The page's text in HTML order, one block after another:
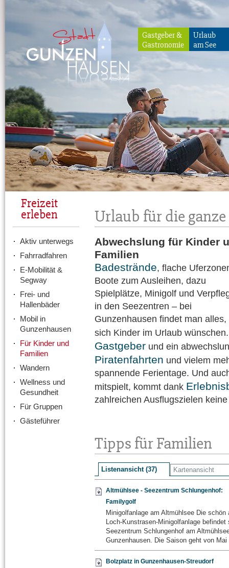
Gunzenhausen
Gastgeber &
Gastronomie
Urlaub
am See
Urlaub für die
Abwechslung für Kinder
Familien
Badestrände, flache
Boote zum Ausleihen, dazu
Spielplätze, Minigolf und
in den Seezentren – bei
Gunzenhausen findet man alles,
sich Kinder im Urlaub
Gastgeber und ein
Piratenfahrten und vielem
spannende Ferientage. Und
mitspielt, kommt dank
zahlreichen Ausflugszielen
Tipps für Familien
Listenansicht (37) Kartenansicht
Altmühlsee - Seezentrum Schlungenhof:
Familygolf
Minigolfanlage am Altmühlsee Die schön
Loch-Kunstrasen-Minigolfanlage
Seezentrum Schlungenhof am
Gunzenhausen. Die Saison geht von
Bolzplatz in Gunzenhausen-Streudorf
Freizeit
erleben
Aktiv unterwegs
Fahrradfahren
E-Mobilität &
Segway
Frei- und
Hallenbäder
Mobil in
Gunzenhausen
Für Kinder und
Familien
Wandern
Wellness und
Gesundheit
Für Gruppen
Gästeführer